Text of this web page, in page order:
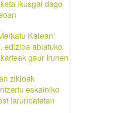
ikusgai dago
Kalean’
edizioa abiatuko
gaur Irunen
zikloak
eskainiko
larunbatetan